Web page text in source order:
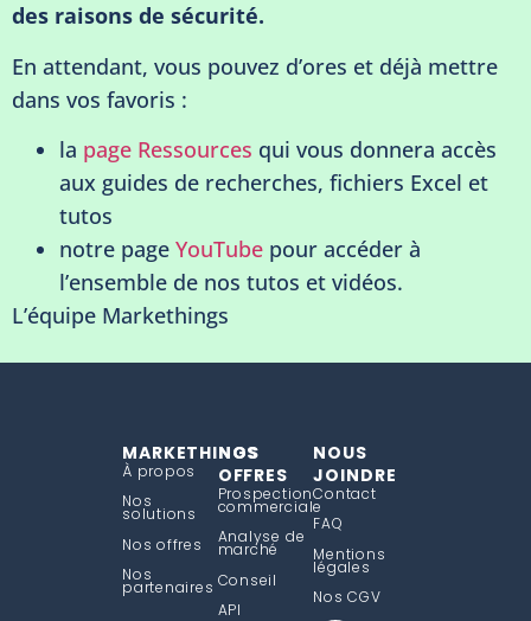
des raisons de sécurité.
En attendant, vous pouvez d’ores et déjà mettre
dans vos favoris :
la page Ressources qui vous donnera accès
aux guides de recherches, fichiers Excel et
tutos
notre page YouTube pour accéder à
l’ensemble de nos tutos et vidéos.
L’équipe Markethings
MARKETHINGS
À propos
Nos
solutions
Nos offres
Nos
partenaires
NOS
OFFRES
Prospection
commerciale
Analyse de
marché
Conseil
API
NOUS
JOINDRE
Contact
FAQ
Mentions
légales
Nos CGV